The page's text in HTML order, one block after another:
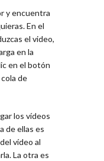
y encuentra
En el
el video,
en la
en el botón
de
los vídeos
de ellas es
vídeo al
La otra es